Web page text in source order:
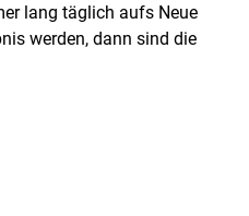
lang täglich aufs Neue
werden, dann sind die